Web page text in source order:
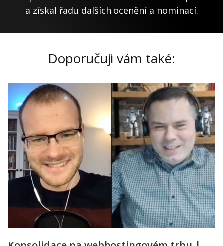
a získal řadu dalších ocenění a nominací.
Doporučuji vám také: